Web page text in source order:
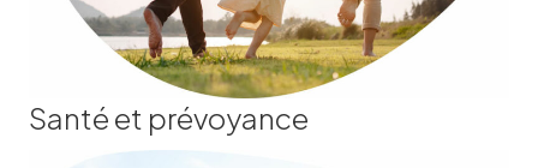
Santé et prévoyance